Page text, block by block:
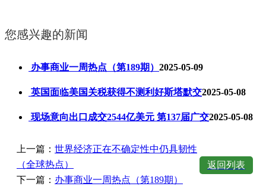
您感兴趣的新闻
办事商业一周热点（第189期） 2025-05-09
英国面临美国关税获得不测利好斯塔默交2025-05-08
现场意向出口成交2544亿美元 第137届广交2025-05-08
上一篇： 世界经济正在不确定性中仍具韧性
（全球热点）
下一篇： 办事商业一周热点（第189期）
返回列表